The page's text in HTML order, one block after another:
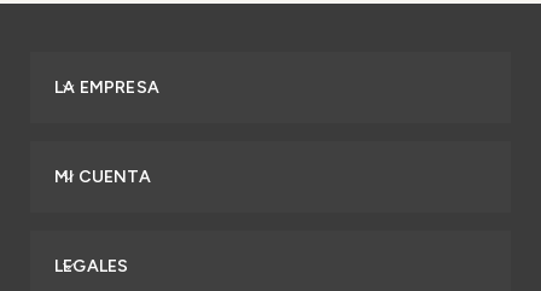
LA EMPRESA
MI CUENTA
LEGALES